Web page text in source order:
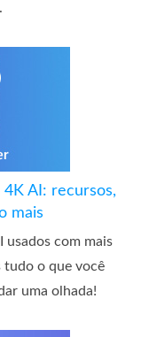
AI: recursos,
mais
usados ​​com mais
tudo o que você
uma olhada!